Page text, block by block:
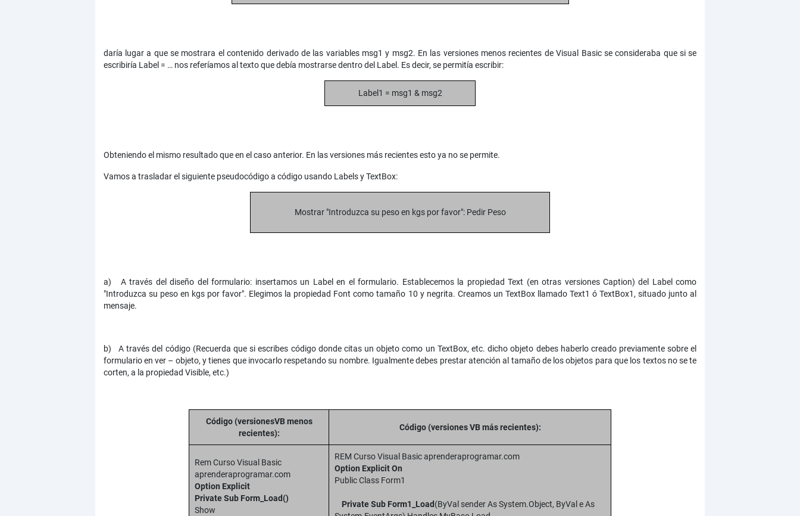
daría lugar a que se mostrara el contenido derivado de las variables msg1 y msg2. En las versiones menos recientes de Visual Basic se consideraba que si se
escribiría Label = … nos referíamos al texto que debía mostrarse dentro del Label. Es decir, se permitía escribir:
Label1 = msg1 & msg2
Obteniendo el mismo resultado que en el caso anterior. En las versiones más recientes esto ya no se permite.
Vamos a trasladar el siguiente pseudocódigo a código usando Labels y TextBox:
Mostrar "Introduzca su peso en kgs por favor": Pedir Peso
a) A través del diseño del formulario: insertamos un Label en el formulario. Establecemos la propiedad Text (en otras versiones Caption) del Label como
"Introduzca su peso en kgs por favor". Elegimos la propiedad Font como tamaño 10 y negrita. Creamos un TextBox llamado Text1 ó TextBox1, situado junto al
mensaje.
b) A través del código (Recuerda que si escribes código donde citas un objeto como un TextBox, etc. dicho objeto debes haberlo creado previamente sobre el
formulario en ver – objeto, y tienes que invocarlo respetando su nombre. Igualmente debes prestar atención al tamaño de los objetos para que los textos no se te
corten, a la propiedad Visible, etc.)
Código (versionesVB menos
recientes):
Código (versiones VB más recientes):
Rem Curso Visual Basic
aprenderaprogramar.com
Option Explicit
Private Sub Form_Load()
Show
REM Curso Visual Basic aprenderaprogramar.com
Option Explicit On
Public Class Form1
Private Sub Form1_Load (ByVal sender As System.Object, ByVal e As